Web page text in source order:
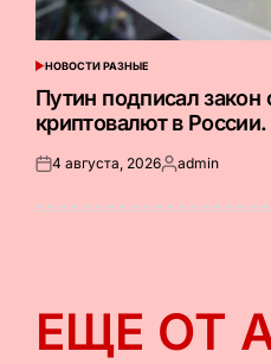
ОПУБЛИКОВАНО
В
НОВОСТИ РАЗНЫЕ
Путин подписал закон
криптовалют в
Опубликовано
4 августа, 2026Запись
admin
ЕЩЕ ОТ